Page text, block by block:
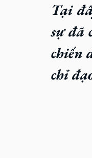
Tại
sự đã
chiến
chỉ